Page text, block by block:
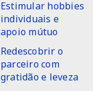
Estimular hobbies
individuais e
apoio mútuo
Redescobrir o
parceiro com
gratidão e leveza